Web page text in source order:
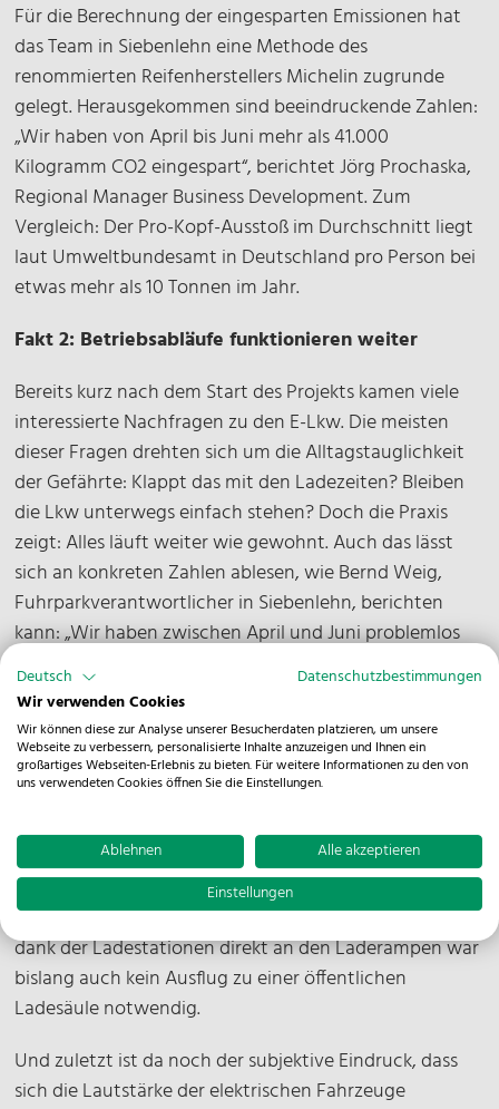
Für die Berechnung der eingesparten Emissionen hat
das Team in Siebenlehn eine Methode des
renommierten Reifenherstellers Michelin zugrunde
gelegt. Herausgekommen sind beeindruckende Zahlen:
„Wir haben von April bis Juni mehr als 41.000
Kilogramm CO2 eingespart“, berichtet Jörg Prochaska,
Regional Manager Business Development. Zum
Vergleich: Der Pro-Kopf-Ausstoß im Durchschnitt liegt
laut Umweltbundesamt in Deutschland pro Person bei
etwas mehr als 10 Tonnen im Jahr.
Fakt 2: Betriebsabläufe funktionieren weiter
Bereits kurz nach dem Start des Projekts kamen viele
interessierte Nachfragen zu den E-Lkw. Die meisten
dieser Fragen drehten sich um die Alltagstauglichkeit
der Gefährte: Klappt das mit den Ladezeiten? Bleiben
die Lkw unterwegs einfach stehen? Doch die Praxis
zeigt: Alles läuft weiter wie gewohnt. Auch das lässt
sich an konkreten Zahlen ablesen, wie Bernd Weig,
Fuhrparkverantwortlicher in Siebenlehn, berichten
kann: „Wir haben zwischen April und Juni problemlos
34.150 Kilometer elektrisch zurückgelegt.“
Fakt 3: Kraftstoff ist kein Thema mehr
Auch beim Thema Kraftstoff sprechen die Zahlen eine
eindeutige Sprache. „Basierend auf den früheren
Verbräuchen der konventionellen Zugmaschinen
haben wir den möglichen Verbrauch berechnet. Hier
sind wir auf 15.026 Liter Diesel gekommen, die wir jetzt
nicht mehr verfahren müssen“, erklärt Bernd Weig. Und
dank der Ladestationen direkt an den Laderampen war
bislang auch kein Ausflug zu einer öffentlichen
Ladesäule notwendig.
Und zuletzt ist da noch der subjektive Eindruck, dass
sich die Lautstärke der elektrischen Fahrzeuge
Deutsch
Datenschutzbestimmungen
Wir verwenden Cookies
Wir können diese zur Analyse unserer Besucherdaten platzieren, um unsere
Webseite zu verbessern, personalisierte Inhalte anzuzeigen und Ihnen ein
großartiges Webseiten-Erlebnis zu bieten. Für weitere Informationen zu den von
uns verwendeten Cookies öffnen Sie die Einstellungen.
Ablehnen
Alle akzeptieren
Einstellungen